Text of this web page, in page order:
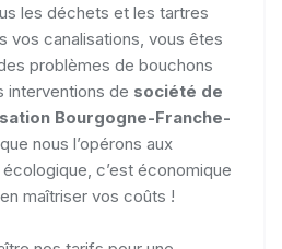
les déchets et les tartres
vos canalisations, vous êtes
problèmes de bouchons
interventions de société de
Bourgogne-Franche-
nous l’opérons aux
c’est économique
maîtriser vos coûts !